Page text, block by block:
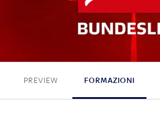
4 - 1
PREVIEW FORMAZIONI